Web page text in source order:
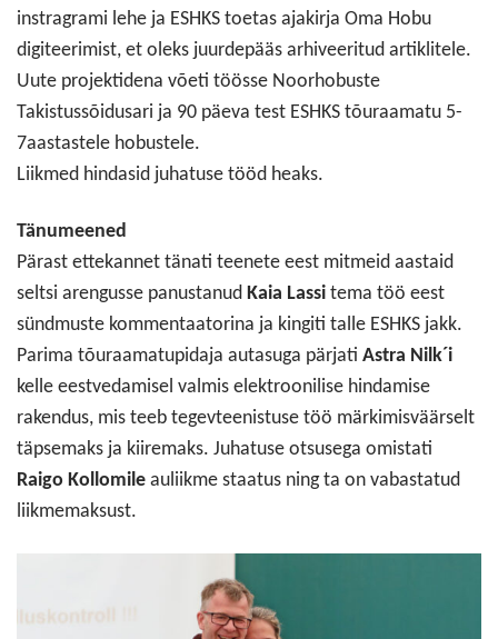
instragrami lehe ja ESHKS toetas ajakirja Oma Hobu
digiteerimist, et oleks juurdepääs arhiveeritud artiklitele.
Uute projektidena võeti töösse Noorhobuste
Takistussõidusari ja 90 päeva test ESHKS tõuraamatu 5-
7aastastele hobustele.
Liikmed hindasid juhatuse tööd heaks.
Tänumeened
Pärast ettekannet tänati teenete eest mitmeid aastaid
seltsi arengusse panustanud Kaia Lassi tema töö eest
sündmuste kommentaatorina ja kingiti talle ESHKS jakk.
Parima tõuraamatupidaja autasuga pärjati Astra Nilk´i
kelle eestvedamisel valmis elektroonilise hindamise
rakendus, mis teeb tegevteenistuse töö märkimisväärselt
täpsemaks ja kiiremaks. Juhatuse otsusega omistati
Raigo Kollomile auliikme staatus ning ta on vabastatud
liikmemaksust.